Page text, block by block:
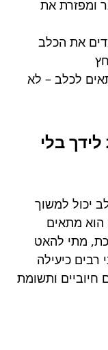
ומפזרת את
את הכלב
לכלב – לא
בלי
יכול למשוך
הוא מתאים
מתי להאט
רבים כיעילה
חיוביים ותשומת